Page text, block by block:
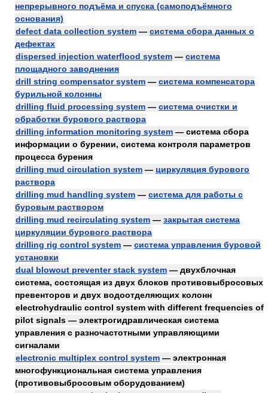
непрерывного подъёма и спуска (самоподъёмного
основания)
defect data collection system — система сбора данных о
дефектах
dispersed injection waterflood system — система
площадного заводнения
drill string compensator system — система компенсатора
бурильной колонны
drilling fluid processing system — система очистки и
обработки бурового раствора
drilling information monitoring system — система сбора
информации о бурении, система контроля параметров
процесса бурения
drilling mud circulation system — циркуляция бурового
раствора
drilling mud handling system — система для работы с
буровым раствором
drilling mud recirculating system — закрытая система
циркуляции бурового раствора
drilling rig control system — система управления буровой
установки
dual blowout preventer stack system — двухблочная
система, состоящая из двух блоков противовыбросовых
превенторов и двух водоотделяющих колонн
electrohydraulic control system with different frequencies of
pilot signals — электрогидравлическая система
управления с разночастотными управляющими
сигналами
electronic multiplex control system — электронная
многофункциональная система управления
(противовыбросовым оборудованием)